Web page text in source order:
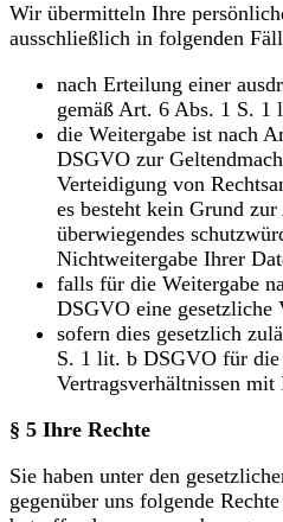
Wir übermitteln Ihre
ausschließlich in folgenden
nach Erteilung einer
gemäß Art. 6 Abs. 1 S. 1
die Weitergabe ist nach
DSGVO zur
Verteidigung von
es besteht kein Grund
überwiegendes
Nichtweitergabe Ihrer
falls für die Weitergabe
DSGVO eine gesetzliche
sofern dies gesetzlich
S. 1 lit. b DSGVO für
Vertragsverhältnissen
§ 5 Ihre Rechte
Sie haben unter den
gegenüber uns folgende